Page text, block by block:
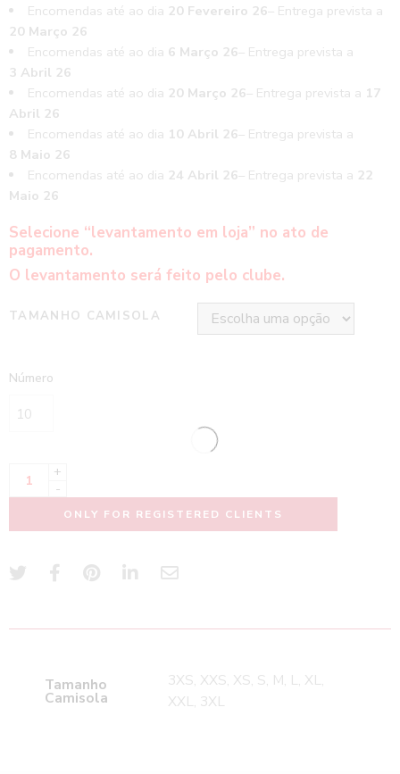
Encomendas até ao dia 20 Fevereiro 26– Entrega prevista a
20 Março 26
Encomendas até ao dia 6 Março 26– Entrega prevista a
3 Abril 26
Encomendas até ao dia 20 Março 26– Entrega prevista a 17
Abril 26
Encomendas até ao dia 10 Abril 26– Entrega prevista a
8 Maio 26
Encomendas até ao dia 24 Abril 26– Entrega prevista a 22
Maio 26
Selecione “levantamento em loja” no ato de
pagamento.
O levantamento será feito pelo clube.
TAMANHO CAMISOLA
Número
+
-
ONLY FOR REGISTERED CLIENTS
Tamanho
Camisola
3XS, XXS, XS, S, M, L, XL,
XXL, 3XL